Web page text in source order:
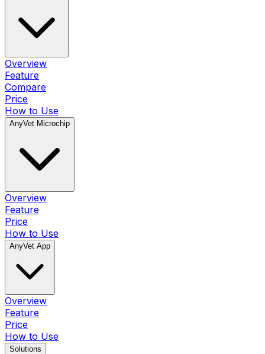
Overview
Feature
Compare
Price
How to Use
AnyVet Microchip
Overview
Feature
Price
How to Use
AnyVet App
Overview
Feature
Price
How to Use
Solutions